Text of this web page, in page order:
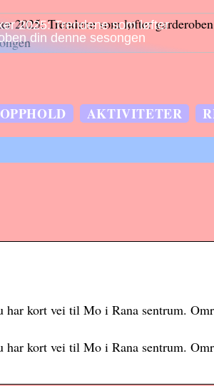
2025: Trendene som løfter
din denne sesongen
OPPHOLD AKTIVITETER
har kort vei til Mo i Rana sentrum.
har kort vei til Mo i Rana sentrum.